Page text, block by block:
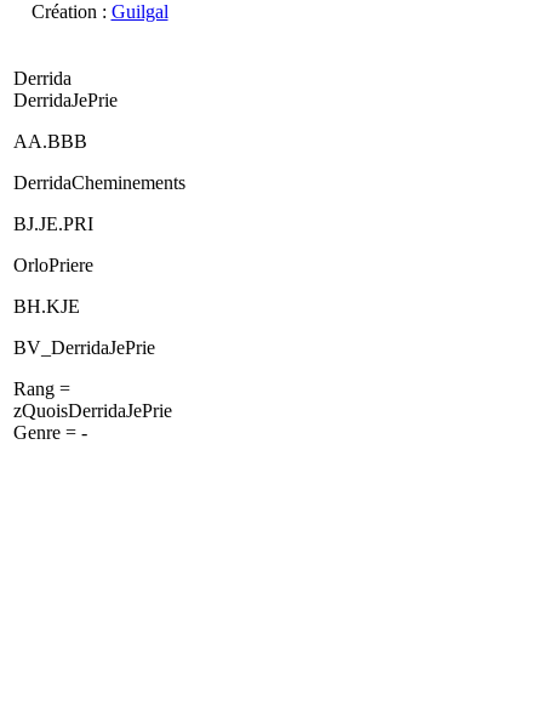
Création : Guilgal
Derrida
DerridaJePrie
AA.BBB
DerridaCheminements
BJ.JE.PRI
OrloPriere
BH.KJE
BV_DerridaJePrie
Rang =
zQuoisDerridaJePrie
Genre = -